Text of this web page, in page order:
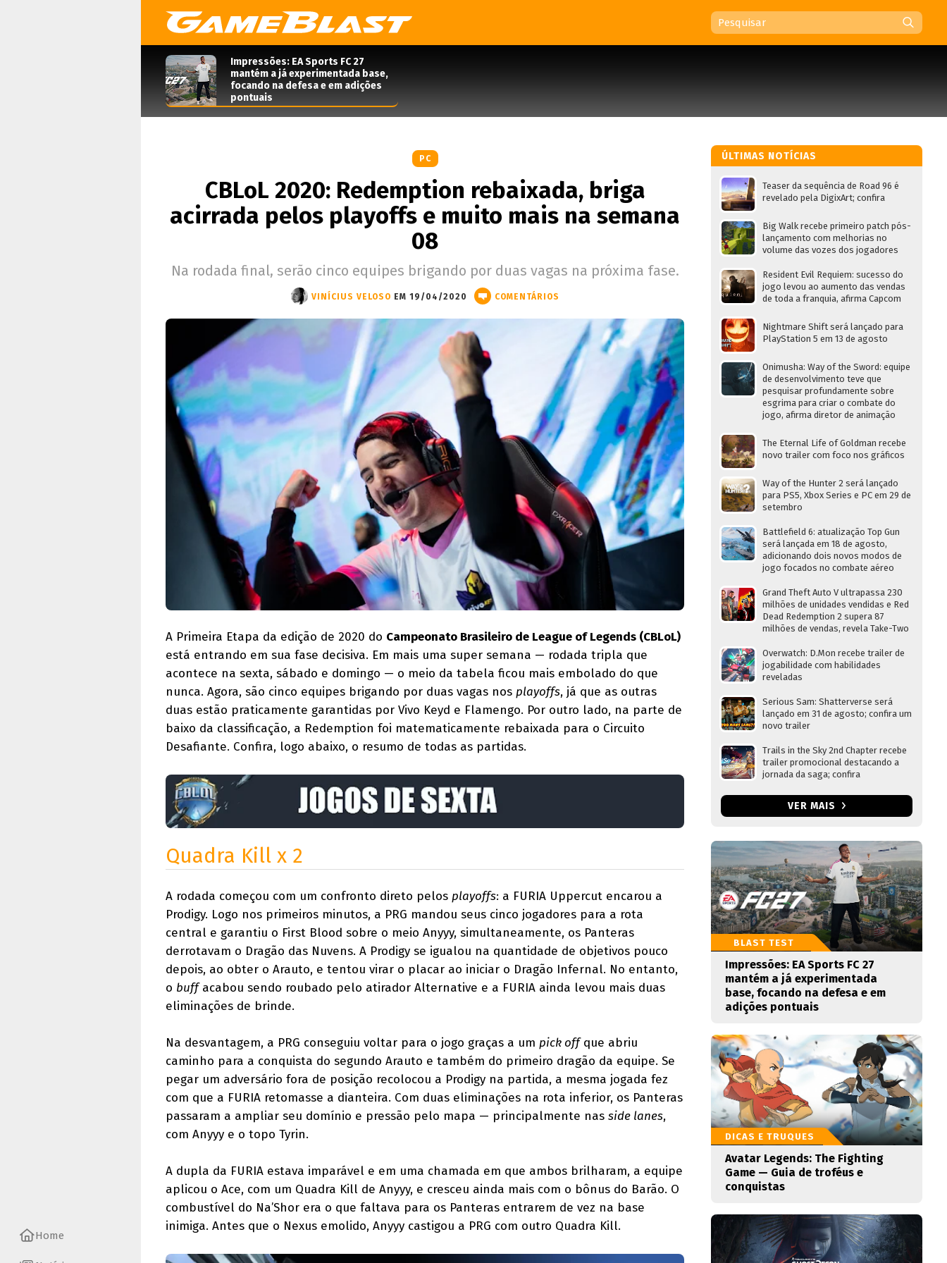
Home
Impressões: EA Sports FC 27
mantém a já experimentada base,
focando na defesa e em adições
pontuais
PC
CBLoL 2020: Redemption rebaixada, briga
acirrada pelos playoffs e muito mais na semana
08
Na rodada final, serão cinco equipes brigando por duas vagas na próxima fase.
VINÍCIUS VELOSO EM 19/04/2020 COMENTÁRIOS
A Primeira Etapa da edição de 2020 do Campeonato Brasileiro de League of Legends (CBLoL)
está entrando em sua fase decisiva. Em mais uma super semana — rodada tripla que
acontece na sexta, sábado e domingo — o meio da tabela ficou mais embolado do que
nunca. Agora, são cinco equipes brigando por duas vagas nos playoffs, já que as outras
duas estão praticamente garantidas por Vivo Keyd e Flamengo. Por outro lado, na parte de
baixo da classificação, a Redemption foi matematicamente rebaixada para o Circuito
Desafiante. Confira, logo abaixo, o resumo de todas as partidas.
Quadra Kill x 2
A rodada começou com um confronto direto pelos playoffs: a FURIA Uppercut encarou a
Prodigy. Logo nos primeiros minutos, a PRG mandou seus cinco jogadores para a rota
central e garantiu o First Blood sobre o meio Anyyy, simultaneamente, os Panteras
derrotavam o Dragão das Nuvens. A Prodigy se igualou na quantidade de objetivos pouco
depois, ao obter o Arauto, e tentou virar o placar ao iniciar o Dragão Infernal. No entanto,
o buffacabou sendo roubado pelo atirador Alternative e a FURIA ainda levou mais duas
eliminações de brinde.
Na desvantagem, a PRG conseguiu voltar para o jogo graças a um pick offque abriu
caminho para a conquista do segundo Arauto e também do primeiro dragão da equipe. Se
pegar um adversário fora de posição recolocou a Prodigy na partida, a mesma jogada fez
com que a FURIA retomasse a dianteira. Com duas eliminações na rota inferior, os Panteras
passaram a ampliar seu domínio e pressão pelo mapa — principalmente nas side lanes,
com Anyyy e o topo Tyrin.
A dupla da FURIA estava imparável e em uma chamada em que ambos brilharam, a equipe
aplicou o Ace, com um Quadra Kill de Anyyy, e cresceu ainda mais com o bônus do Barão. O
combustível do Na’Shor era o que faltava para os Panteras entrarem de vez na base
inimiga. Antes que o Nexus emolido, Anyyy castigou a PRG com outro Quadra Kill.
ÚLTIMAS NOTÍCIAS
Teaser da sequência de Road 96 é
revelado pela DigixArt; confira
Big Walk recebe primeiro patch pós-
lançamento com melhorias no
volume das vozes dos jogadores
Resident Evil Requiem: sucesso do
jogo levou ao aumento das vendas
de toda a franquia, afirma Capcom
Nightmare Shift será lançado para
PlayStation 5 em 13 de agosto
Onimusha: Way of the Sword: equipe
de desenvolvimento teve que
pesquisar profundamente sobre
esgrima para criar o combate do
jogo, afirma diretor de animação
The Eternal Life of Goldman recebe
novo trailer com foco nos gráficos
Way of the Hunter 2 será lançado
para PS5, Xbox Series e PC em 29 de
setembro
Battlefield 6: atualização Top Gun
será lançada em 18 de agosto,
adicionando dois novos modos de
jogo focados no combate aéreo
Grand Theft Auto V ultrapassa 230
milhões de unidades vendidas e Red
Dead Redemption 2 supera 87
milhões de vendas, revela Take-Two
Overwatch: D.Mon recebe trailer de
jogabilidade com habilidades
reveladas
Serious Sam: Shatterverse será
lançado em 31 de agosto; confira um
novo trailer
Trails in the Sky 2nd Chapter recebe
trailer promocional destacando a
jornada da saga; confira
VER MAIS
BLAST TEST
Impressões: EA Sports FC 27
mantém a já experimentada
base, focando na defesa e em
adições pontuais
DICAS E TRUQUES
Avatar Legends: The Fighting
Game — Guia de troféus e
conquistas